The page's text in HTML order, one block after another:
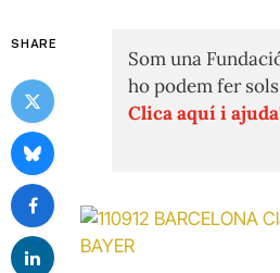
SHARE
Som una
ho podem fer
Clica aquí i